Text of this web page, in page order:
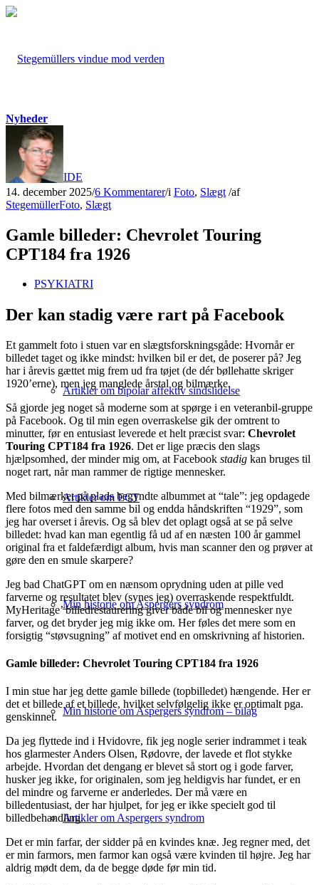
FORSIDE
PSYKIATRI
Artikler om bipolar affektiv sindslidelse
Artikler om ECT
Min historie om Aspergers syndrom
Min historie om Aspergers syndrom – bilag
Artikler om Aspergers syndrom
Nyheder
14. december 2025/6 Kommentarer/i Foto, Slægt /af
StegemüllerFoto, Slægt
Gamle billeder: Chevrolet Touring
CPT184 fra 1926
Der kan stadig være rart på Facebook
Et gammelt foto i stuen var en slægtsforskningsgåde: Hvornår er
billedet taget og ikke mindst: hvilken bil er det, de poserer på? Jeg
har i årevis gættet mig frem ud fra tøjet (de dér bøllehatte skriger
1920’erne), men jeg manglede årstal og bilmærke.
Så gjorde jeg noget så moderne som at spørge i en veteranbil-gruppe
på Facebook. Og til min egen overraskelse gik der omtrent to
minutter, før en entusiast leverede et helt præcist svar: Chevrolet
Touring CPT184 fra 1926. Det er lige præcis den slags
hjælpsomhed, der minder mig om, at Facebook stadig kan bruges til
noget rart, når man rammer de rigtige mennesker.
Med bilmærket på plads begyndte albummet at “tale”: jeg opdagede
flere fotos med den samme bil og endda håndskriften “1929”, som
jeg har overset i årevis. Og så blev det oplagt også at se på selve
billedet: hvad kan man egentlig få ud af en næsten 100 år gammel
original fra et faldefærdigt album, hvis man scanner den og prøver at
gøre den en smule skarpere?
Jeg bad ChatGPT om en nænsom oprydning uden at pille ved
farverne og resultatet blev (synes jeg) overraskende respektfuldt.
MyHeritage’ billedrestaurering giver både bil og mennesker nye
farver, og det bryder jeg mig ikke om. Her føles det mere som en
forsigtig “støvsugning” af motivet end en omskrivning af historien.
Gamle billeder: Chevrolet Touring CPT184 fra 1926
I min stue har jeg dette gamle billede (topbilledet) hængende. Her er
det et billede af et billede, hvilket selvfølgelig ikke er optimalt pga.
genskinnet.
Da jeg flyttede ind i Hvidovre, fik jeg nogle serier indrammet i teak
hos glarmester Anders Olsen, Rødovre, der lavede et flot stykke
arbejde. Hvordan det dengang er blevet så stort og i gode farver,
husker jeg ikke, for originalen, som jeg heldigvis har fundet, er en
del mindre og farverne er anderledes. Der må være en
billedentusiast, der har hjulpet, for jeg er ikke specielt god til
billedbehandling.
Det er min farfar, der sidder på en kvindes knæ. Jeg regner med, det
er min farmors, men farmor kan også være kvinden til højre. Jeg har
aldrig mødt dem, da de begge døde før min tid.